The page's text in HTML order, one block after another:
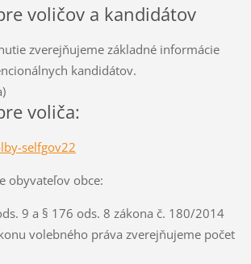
voličov a kandidátov
zverejňujeme základné informácie
kandidátov.
voliča:
selfgov22
obyvateľov obce:
9 a § 176 ods. 8 zákona č. 180/2014
volebného práva zverejňujeme počet